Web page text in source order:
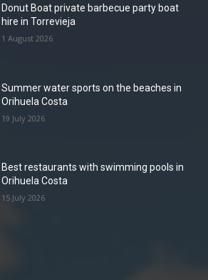
Donut Boat private barbecue party boat
hire in Torrevieja
1 August 2026
Summer water sports on the beaches in
Orihuela Costa
19 July 2026
Best restaurants with swimming pools in
Orihuela Costa
15 July 2026